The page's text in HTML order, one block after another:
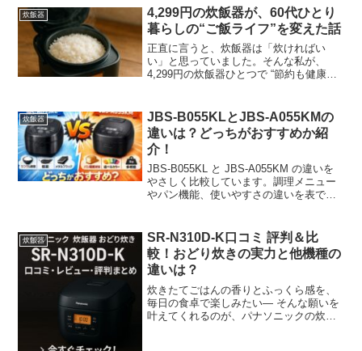
炊飯器
4,299円の炊飯器が、60代ひとり
暮らしの“ご飯ライフ”を変えた話
正直に言うと、炊飯器は「炊ければい
い」と思っていました。そんな私が、
4,299円の炊飯器ひとつで “節約も健康
る……」のひと言だった最近、食材の値
段がじわじわ上がっ...
炊飯器
JBS-B055KLとJBS-A055KMの
違いは？どっちがおすすめか紹
介！
JBS-B055KL と JBS-A055KM の違いを
やさしく比較しています。調理メニュー
やパン機能、使いやすさの違いを表で分
炊飯器
SR-N310D-K口コミ 評判＆比
較！おどり炊きの実力と他機種の
違いは？
炊きたてごはんの香りとふっくら感を、
毎日の食卓で楽しみたい— そんな願いを
叶えてくれるのが、パナソニックの炊飯